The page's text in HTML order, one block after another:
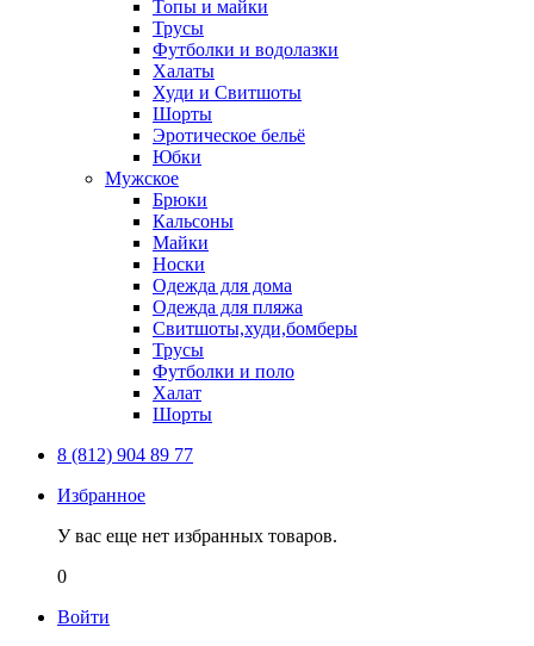
Топы и майки
Трусы
Футболки и водолазки
Халаты
Худи и Свитшоты
Шорты
Эротическое бельё
Юбки
Мужское
Брюки
Кальсоны
Майки
Носки
Одежда для дома
Одежда для пляжа
Свитшоты,худи,бомберы
Трусы
Футболки и поло
Халат
Шорты
8 (812) 904 89 77
Избранное
У вас еще нет избранных товаров.
0
Войти